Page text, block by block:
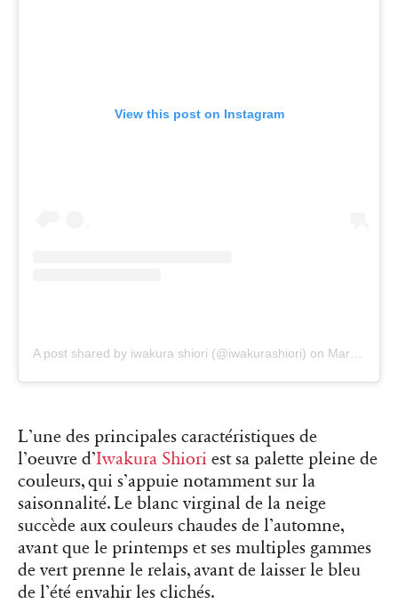
View this post on Instagram
A post shared by iwakura shiori (@iwakurashiori) on Mar 1, 2020 at 7:44am PST
L’une des principales caractéristiques de
l’oeuvre d’Iwakura Shiori est sa palette pleine de
couleurs, qui s’appuie notamment sur la
saisonnalité. Le blanc virginal de la neige
succède aux couleurs chaudes de l’automne,
avant que le printemps et ses multiples gammes
de vert prenne le relais, avant de laisser le bleu
de l’été envahir les clichés.